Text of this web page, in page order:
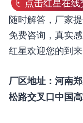
随时解答，厂家
免费咨询，真实
红星欢迎您的到来
厂区地址：河南
松路交叉口中国